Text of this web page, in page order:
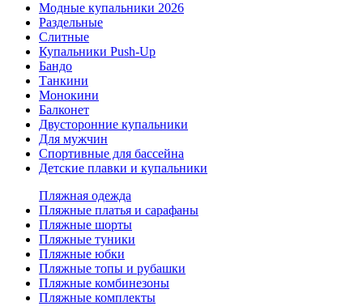
Модные купальники 2026
Раздельные
Слитные
Купальники Push-Up
Бандо
Танкини
Монокини
Балконет
Двусторонние купальники
Для мужчин
Спортивные для бассейна
Детские плавки и купальники
Пляжная одежда
Пляжные платья и сарафаны
Пляжные шорты
Пляжные туники
Пляжные юбки
Пляжные топы и рубашки
Пляжные комбинезоны
Пляжные комплекты